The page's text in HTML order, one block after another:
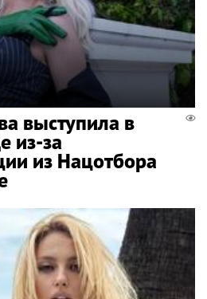
выступила в
из-за
из Нацотбора